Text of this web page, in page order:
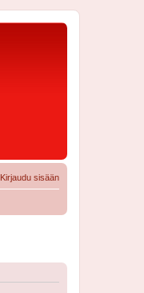
Kirjaudu sisään